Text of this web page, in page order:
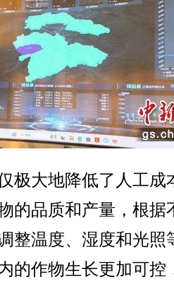
大地降低了人工成
的品质和产量，根据
整温度、湿度和光照
的作物生长更加可控